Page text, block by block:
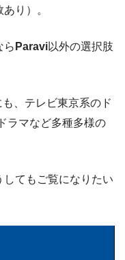
り）。
ら Paravi以外の選択肢
、テレビ東京系のド
ラマなど多種多様の
てもご覧になりたい